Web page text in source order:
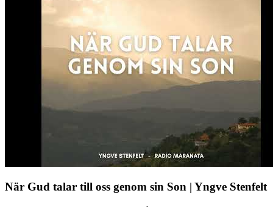
När Gud talar till oss genom sin Son | Yngve Stenfelt